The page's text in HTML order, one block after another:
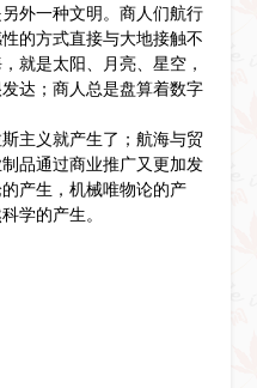
外一种文明。商人们航行
的方式直接与大地接触不
就是太阳、月亮、星空，
达；商人总是盘算着数字
主义就产生了；航海与贸
品通过商业推广又更加发
产生，机械唯物论的产
学的产生。